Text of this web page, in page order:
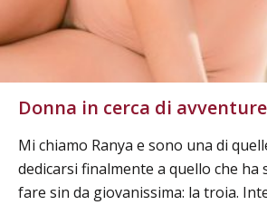
Donna in cerca di
Mi chiamo Ranya e sono una di
dedicarsi finalmente a quello che ha
fare sin da giovanissima: la troia.